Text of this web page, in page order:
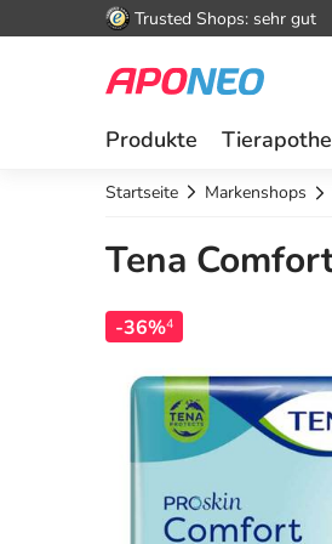
Trusted Shops: sehr gut
Produkte
Startseite Markenshops
Tena
-36%4